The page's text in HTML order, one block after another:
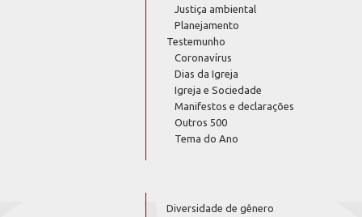
Justiça ambiental
Planejamento
Testemunho
Coronavírus
Dias da Igreja
Igreja e Sociedade
Manifestos e declarações
Outros 500
Tema do Ano
Diversidade de gênero